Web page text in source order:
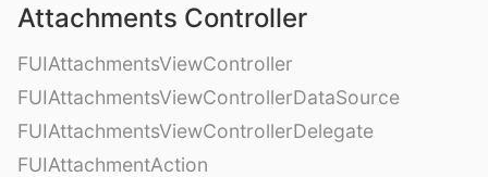
Attachments Controller
FUIAttachmentsViewController
FUIAttachmentsViewControllerDataSource
FUIAttachmentsViewControllerDelegate
FUIAttachmentAction